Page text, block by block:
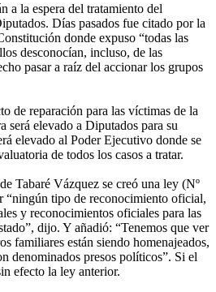
a la espera del tratamiento del
Días pasados fue citado por la
donde expuso “todas las
desconocían, incluso, de las
pasar a raíz del accionar los grupos
de reparación para las víctimas de la
será elevado a Diputados para su
elevado al Poder Ejecutivo donde se
de todos los casos a tratar.
Tabaré Vázquez se creó una ley (Nº
“ningún tipo de reconocimiento oficial,
y reconocimientos oficiales para las
dijo. Y añadió: “Tenemos que ver
familiares están siendo homenajeados,
denominados presos políticos”. Si el
efecto la ley anterior.